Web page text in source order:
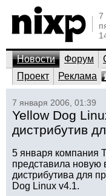
7
Новости Форум
Проект
Реклама
7 января 2006, 01:39
Yellow Dog
дистрибутив
5 января компания
представила новую
дистрибутива для
Dog Linux v4.1.